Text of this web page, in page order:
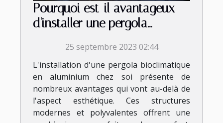
Pourquoi est-il avantageux
d'installer une pergola
25 septembre 2023 02:44
L'installation d'une pergola bioclimatique
en aluminium chez soi présente de
nombreux avantages qui vont au-delà de
l'aspect esthétique. Ces structures
modernes et polyvalentes offrent une